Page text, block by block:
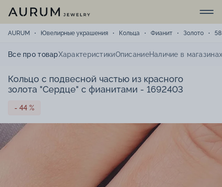
AURUM Ювелирные украшения Кольца Фианит Золото
Все про товарХарактеристикиОписаниеНаличие в
Кольцо с подвесной частью из красного
золота "Сердце" с фианитами - 1692403
- 44 %